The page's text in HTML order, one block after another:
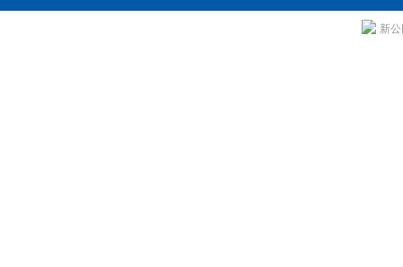
新公